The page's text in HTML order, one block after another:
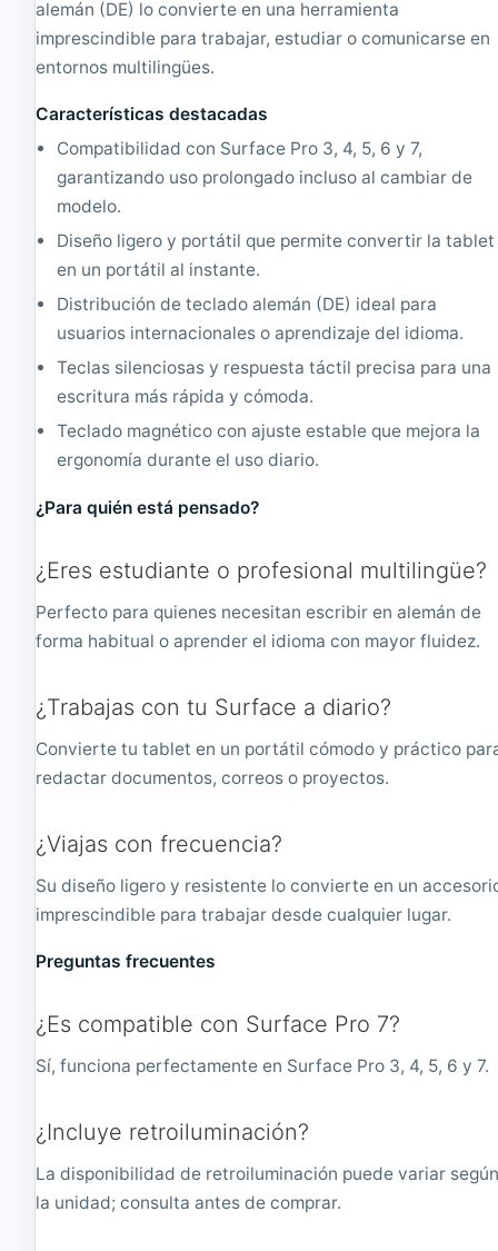
5
/
6
7
e
a
|
a
n
i
a
o
a
c
o
d
alemán (DE) lo convierte en una herramienta
imprescindible para trabajar, estudiar o comunicarse en
entornos multilingües.
Características destacadas
Compatibilidad con Surface Pro 3, 4, 5, 6 y 7,
garantizando uso prolongado incluso al cambiar de
modelo.
Diseño ligero y portátil que permite convertir la tablet
en un portátil al instante.
Distribución de teclado alemán (DE) ideal para
usuarios internacionales o aprendizaje del idioma.
Teclas silenciosas y respuesta táctil precisa para una
escritura más rápida y cómoda.
Teclado magnético con ajuste estable que mejora la
ergonomía durante el uso diario.
¿Para quién está pensado?
¿Eres estudiante o profesional multilingüe?
Perfecto para quienes necesitan escribir en alemán de
forma habitual o aprender el idioma con mayor fluidez.
¿Trabajas con tu Surface a diario?
Convierte tu tablet en un portátil cómodo y práctico
redactar documentos, correos o proyectos.
¿Viajas con frecuencia?
Su diseño ligero y resistente lo convierte en un
imprescindible para trabajar desde cualquier lugar.
Preguntas frecuentes
¿Es compatible con Surface Pro 7?
Sí, funciona perfectamente en Surface Pro 3, 4, 5, 6 y 7.
¿Incluye retroiluminación?
La disponibilidad de retroiluminación puede variar
la unidad; consulta antes de comprar.